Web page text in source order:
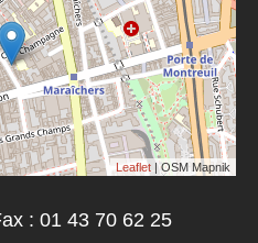
Leaflet | OSM Mapnik
: 01 43 70 62 25